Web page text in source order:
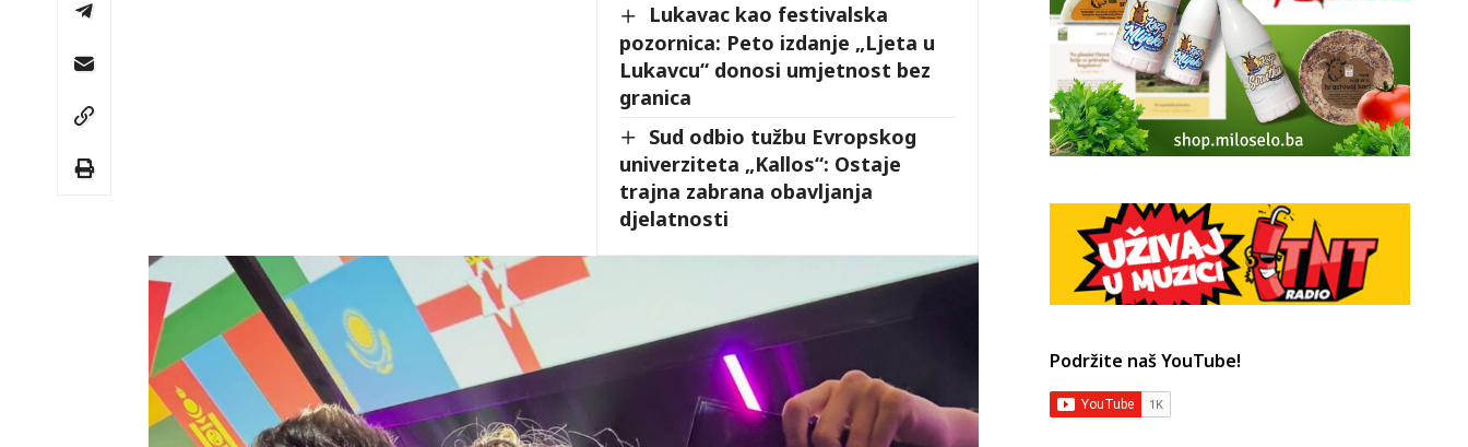
Lukavac kao festivalska
pozornica: Peto izdanje „Ljeta u
Lukavcu“ donosi umjetnost bez
granica
Sud odbio tužbu Evropskog
univerziteta „Kallos“: Ostaje
trajna zabrana obavljanja
djelatnosti
Podržite naš YouTube!